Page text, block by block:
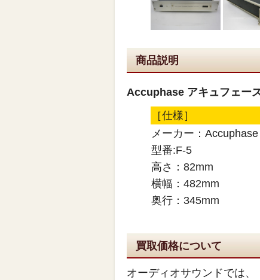
商品説明
Accuphase アキュフェー
［仕様］
メーカー：
型番:F-5
高さ：82mm
横幅：482mm
奥行：345mm
買取価格について
オーディオサウンドでは